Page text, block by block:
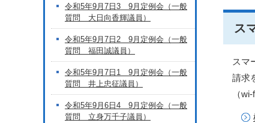
ス
スマ
請求
（
令和5年9月7日3 9月定例会（一般
質問 大日向香輝議員）
令和5年9月7日2 9月定例会（一般
質問 福田誠議員）
令和5年9月7日1 9月定例会（一般
質問 井上忠征議員）
令和5年9月6日4 9月定例会（一般
質問 立身万千子議員）